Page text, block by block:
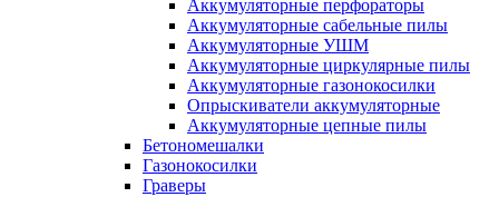
Аккумуляторные перфораторы
Аккумуляторные сабельные пилы
Аккумуляторные УШМ
Аккумуляторные циркулярные пилы
Аккумуляторные газонокосилки
Опрыскиватели аккумуляторные
Аккумуляторные цепные пилы
Бетономешалки
Газонокосилки
Граверы